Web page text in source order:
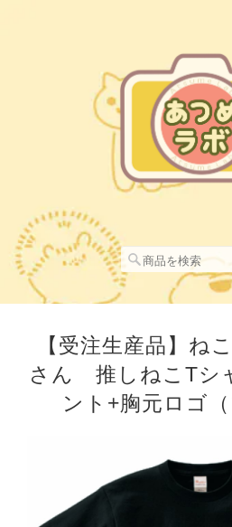
【受注生産品】
さん 推しねこTシ
ント+胸元ロゴ（